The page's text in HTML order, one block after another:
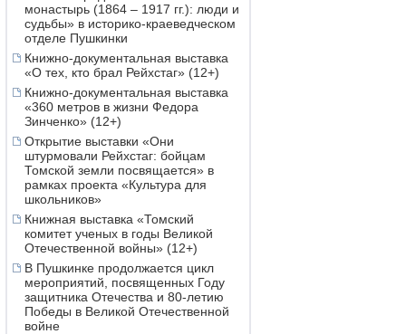
монастырь (1864 – 1917 гг.): люди и
судьбы» в историко-краеведческом
отделе Пушкинки
Книжно-документальная выставка
«О тех, кто брал Рейхстаг» (12+)
Книжно-документальная выставка
«360 метров в жизни Федора
Зинченко» (12+)
Открытие выставки «Они
штурмовали Рейхстаг: бойцам
Томской земли посвящается» в
рамках проекта «Культура для
школьников»
Книжная выставка «Томский
комитет ученых в годы Великой
Отечественной войны» (12+)
В Пушкинке продолжается цикл
мероприятий, посвященных Году
защитника Отечества и 80-летию
Победы в Великой Отечественной
войне